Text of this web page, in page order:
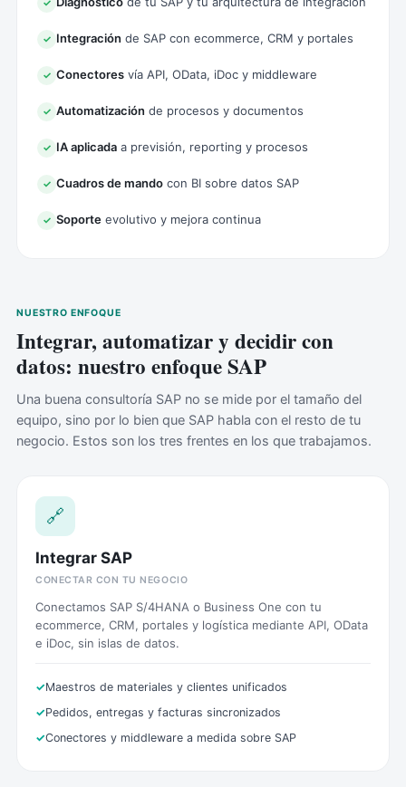
✓
✓ Integración de SAP con ecommerce, CRM y portales
✓ Conectores vía API, OData, iDoc y middleware
✓ Automatización de procesos y documentos
✓ IA aplicada a previsión, reporting y procesos
✓ Cuadros de mando con BI sobre datos SAP
✓ Soporte evolutivo y mejora continua
NUESTRO ENFOQUE
Integrar, automatizar y decidir con
datos: nuestro enfoque SAP
Una buena consultoría SAP no se mide por el tamaño del
equipo, sino por lo bien que SAP habla con el resto de tu
negocio. Estos son los tres frentes en los que trabajamos.
🔗
Integrar SAP
CONECTAR CON TU NEGOCIO
Conectamos SAP S/4HANA o Business One con tu
ecommerce, CRM, portales y logística mediante API, OData
e iDoc, sin islas de datos.
Maestros de materiales y clientes unificados
Pedidos, entregas y facturas sincronizados
Conectores y middleware a medida sobre SAP